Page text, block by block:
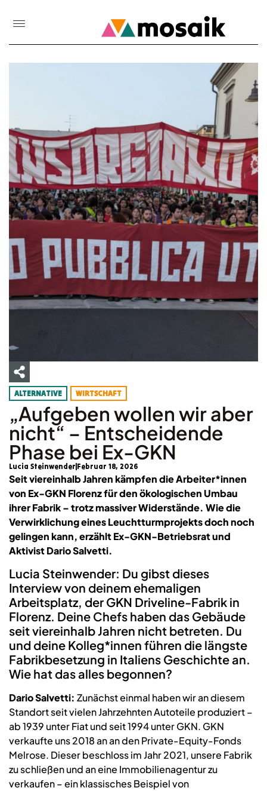
ALTERNATIVE WIRTSCHAFT
„Aufgeben wollen wir aber
nicht“ – Entscheidende
Phase bei Ex-GKN
Lucia Steinwender Februar 18, 2026
Seit viereinhalb Jahren kämpfen die Arbeiter*innen
von Ex-GKN Florenz für den ökologischen Umbau
ihrer Fabrik – trotz massiver Widerstände. Wie die
Verwirklichung eines Leuchtturmprojekts doch noch
gelingen kann, erzählt Ex-GKN-Betriebsrat und
Aktivist Dario Salvetti.
Lucia Steinwender: Du gibst dieses
Interview von deinem ehemaligen
Arbeitsplatz, der GKN Driveline-Fabrik in
Florenz. Deine Chefs haben das Gebäude
seit viereinhalb Jahren nicht betreten. Du
und deine Kolleg*innen führen die längste
Fabrikbesetzung in Italiens Geschichte an.
Wie hat das alles begonnen?
Dario Salvetti: Zunächst einmal haben wir an diesem
Standort seit vielen Jahrzehnten Autoteile produziert –
ab 1939 unter Fiat und seit 1994 unter GKN. GKN
verkaufte uns 2018 an an den Private-Equity-Fonds
Melrose. Dieser beschloss im Jahr 2021, unsere Fabrik
zu schließen und an eine Immobilienagentur zu
verkaufen – ein klassisches Beispiel von